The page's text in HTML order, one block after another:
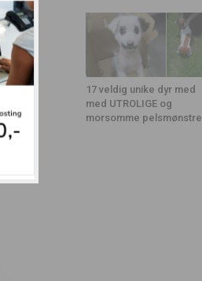
17 veldig unike dyr med
med UTROLIGE og
morsomme pelsmønstre